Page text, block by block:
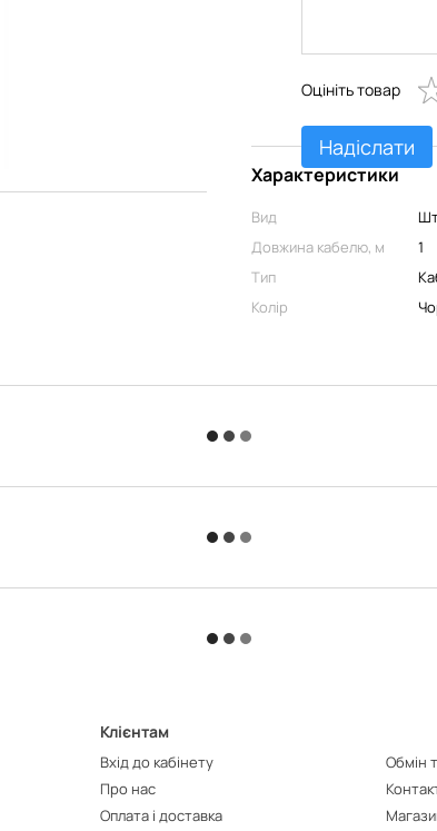
Оцініть товар
Надіслати
Характеристики
Вид
Довжина кабелю, м
1
Тип
Колір
Клієнтам
Вхід до кабінету
Про нас
Оплата і доставка
Обмін